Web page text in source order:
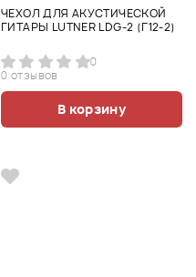
ЧЕХОЛ ДЛЯ АКУСТИЧЕСКОЙ
ГИТАРЫ LUTNER LDG-2 (Г12-2)
0
0 отзывов
В корзину